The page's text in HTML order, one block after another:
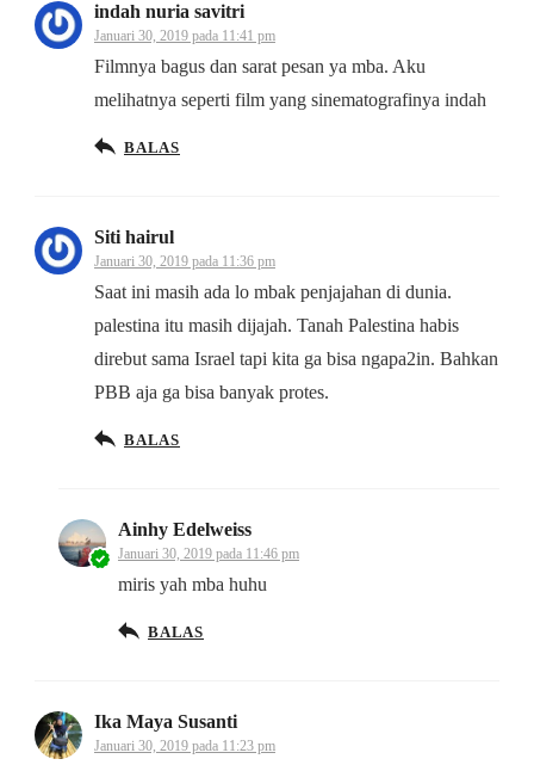
indah nuria savitri
Januari 30, 2019 pada 11:41 pm
Filmnya bagus dan sarat pesan ya mba. Aku
melihatnya seperti film yang sinematografinya indah
BALAS
Siti hairul
Januari 30, 2019 pada 11:36 pm
Saat ini masih ada lo mbak penjajahan di dunia.
palestina itu masih dijajah. Tanah Palestina habis
direbut sama Israel tapi kita ga bisa ngapa2in. Bahkan
PBB aja ga bisa banyak protes.
BALAS
Ainhy Edelweiss
Januari 30, 2019 pada 11:46 pm
miris yah mba huhu
BALAS
Ika Maya Susanti
Januari 30, 2019 pada 11:23 pm